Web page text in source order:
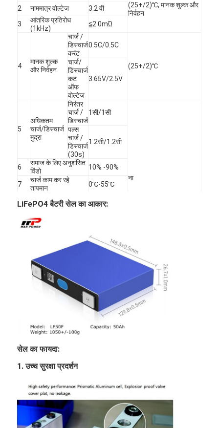
उत्पादों
हमारे बारे में
(25+/2)℃, मानक शुल्क और
निर्वहन
2 नाममात्र वोल्टेज
3.2 वी
3
आंतरिक प्रतिरोध
(1kHz)
≦2.0mΏ
4
मानक शुल्क
और निर्वहन
चार्ज /
डिस्चार्ज
करंट
0.5C/0.5C
(25+/2)℃
चार्ज/
डिस्चार्ज
कट
ऑफ
वोल्टेज
3.65V/2.5V
5
अधिकतम
चार्ज/डिस्चार्ज
मुद्रा
निरंतर
चार्ज /
डिस्चार्ज
1सी/1सी
ना
पल्स
चार्ज /
डिस्चार्ज
(30s)
1.2सी/1.2सी
6
समाज के लिए अनुशंसित
विंडो
10% -90%
7
चार्ज काम कर रहे
तापमान
0℃-55℃
8
निर्वहन कार्य तापमान -20 ℃ -55 ℃
9 भंडारण तापमान
भंडारण आर्द्रता
<95%
मासिक निर्वहन दर
(25+/2)℃,30%-50%
समाज भंडारण
LiFePO4 बैटरी सेल का आकार:
सेल का फायदा:
1. उच्च सुरक्षा प्रदर्शन